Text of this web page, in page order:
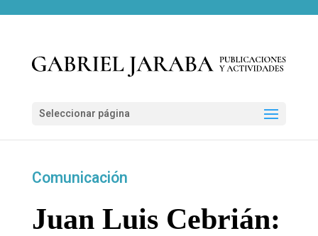
Seleccionar página
Comunicación
Juan Luis Cebrián: